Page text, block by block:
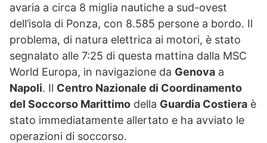
avaria a circa 8 miglia nautiche a sud-ovest
dell’isola di Ponza, con 8.585 persone a bordo. Il
problema, di natura elettrica ai motori, è stato
segnalato alle 7:25 di questa mattina dalla MSC
World Europa, in navigazione da Genova a
Napoli. Il Centro Nazionale di Coordinamento
del Soccorso Marittimo della Guardia Costiera è
stato immediatamente allertato e ha avviato le
operazioni di soccorso.